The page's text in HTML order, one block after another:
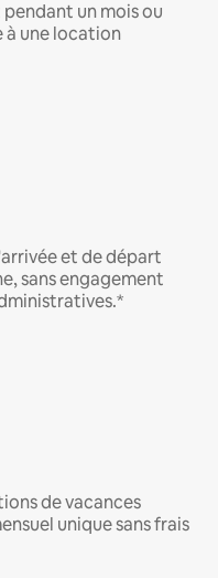
un mois ou
à une location
et de départ
sans engagement
de vacances
unique sans frais